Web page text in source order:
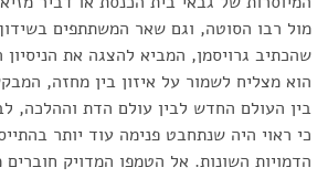
מול רבו הסוטה, וגם שאר המשתתפים
שהכתיב גרויסמן, המביא להצגה את הניסיון
הוא מצליח לשמור על איזון בין מחזה,
בין העולם החדש לבין עולם הדת וההלכה,
כי ראוי היה שנתחבט פנימה עוד יותר
הדמויות השונות. אל הטמפו המדויק חוברים